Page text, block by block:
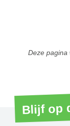
Deze pagina
Blijf op